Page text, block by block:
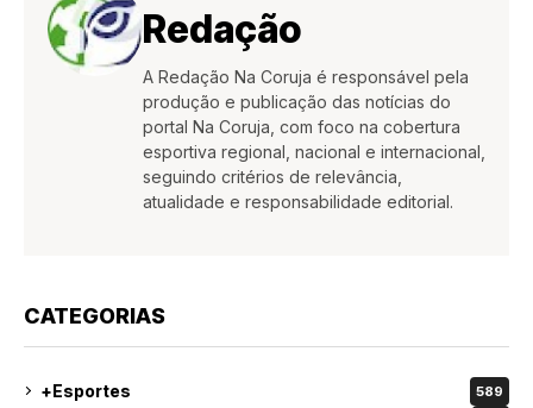
Redação
A Redação Na Coruja é responsável pela
produção e publicação das notícias do
portal Na Coruja, com foco na cobertura
esportiva regional, nacional e internacional,
seguindo critérios de relevância,
atualidade e responsabilidade editorial.
CATEGORIAS
+Esportes 589